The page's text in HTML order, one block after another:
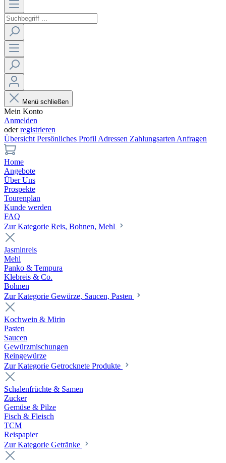
Menü schließen
Mein Konto
Anmelden
oderregistrieren
Übersicht Persönliches Profil Adressen Zahlungsarten Anfragen
Home
Angebote
Über Uns
Prospekte
Tourenplan
Kunde werden
FAQ
Zur Kategorie Reis, Bohnen, Mehl
Jasminreis
Mehl
Panko & Tempura
Klebreis & Co.
Bohnen
Zur Kategorie Gewürze, Saucen, Pasten
Kochwein & Mirin
Pasten
Saucen
Gewürzmischungen
Reingewürze
Zur Kategorie Getrocknete Produkte
Schalenfrüchte & Samen
Zucker
Gemüse & Pilze
Fisch & Fleisch
TCM
Reispapier
Zur Kategorie Getränke